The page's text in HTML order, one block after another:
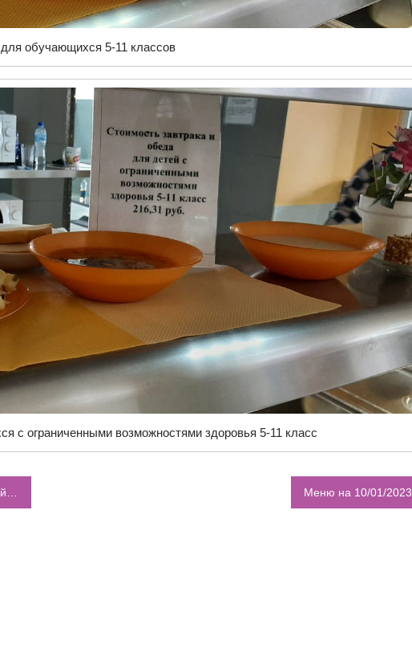
обучающихся 5-11 классов
с ограниченными возможностями здоровья 5-11 класс
Меню на 10/01/2023